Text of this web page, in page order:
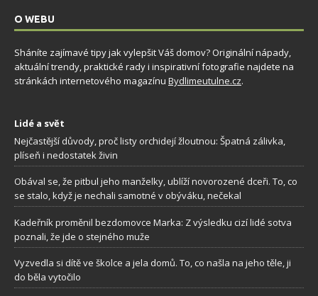
O WEBU
Sháníte zajímavé tipy jak vylepšit Váš domov? Originální nápady,
aktuální trendy, praktické rady i inspirativní fotografie najdete na
stránkách internetového magazínu Bydlimeutulne.cz.
Lidé a svět
Nejčastější důvody, proč listy orchidejí žloutnou: Špatná zálivka,
plíseň i nedostatek živin
Obával se, že pitbul jeho manželky, ublíží novorozené dceři. To, co
se stalo, když je nechali samotné v obýváku, nečekal
Kadeřník proměnil bezdomovce Marka: Z výsledku cizí lidé sotva
poznali, že jde o stejného muže
Vyzvedla si dítě ve školce a jela domů. To, co našla na jeho těle, ji
do běla vytočilo